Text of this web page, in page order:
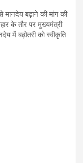
मानदेय बढ़ाने की मांग की
के तौर पर मुख्यमंत्री
में बढ़ोतरी को स्वीकृति